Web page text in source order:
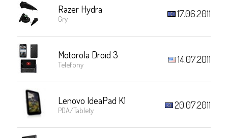
Razer Hydra
Gry 17.06.2011
Motorola Droid 3
Telefony 14.07.2011
Lenovo IdeaPad K1
PDA/Tablety 20.07.2011